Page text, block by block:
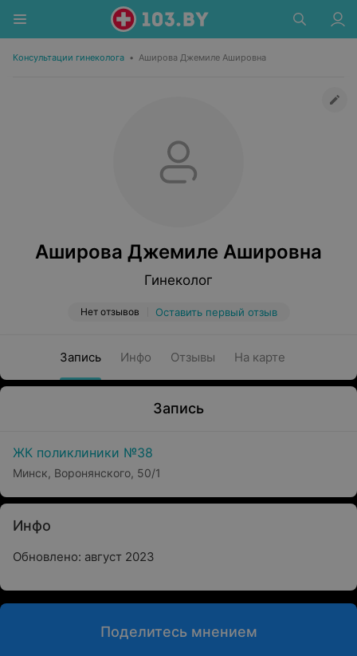
Консультации гинеколога • Аширова Джемиле Ашировна
Аширова Джемиле Ашировна
Гинеколог
Нет отзывов Оставить первый отзыв
Запись Инфо Отзывы На карте
Запись
ЖК поликлиники №38
Минск, Воронянского, 50/1
Инфо
Обновлено: август 2023
Поделитесь мнением